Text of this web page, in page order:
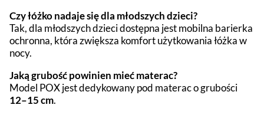
Czy łóżko nadaje się dla młodszych dzieci?
Tak, dla młodszych dzieci dostępna jest mobilna barierka
ochronna, która zwiększa komfort użytkowania łóżka w
nocy.
Jaką grubość powinien mieć materac?
Model POX jest dedykowany pod materac o grubości
12–15 cm.